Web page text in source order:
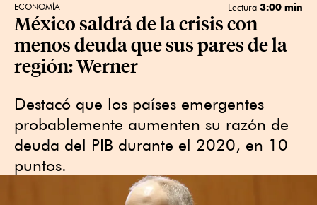
ECONOMÍA Lectura 3:00 min
México saldrá de la crisis con
menos deuda que sus pares de la
región: Werner
Destacó que los países emergentes
probablemente aumenten su razón de
deuda del PIB durante el 2020, en 10
puntos.